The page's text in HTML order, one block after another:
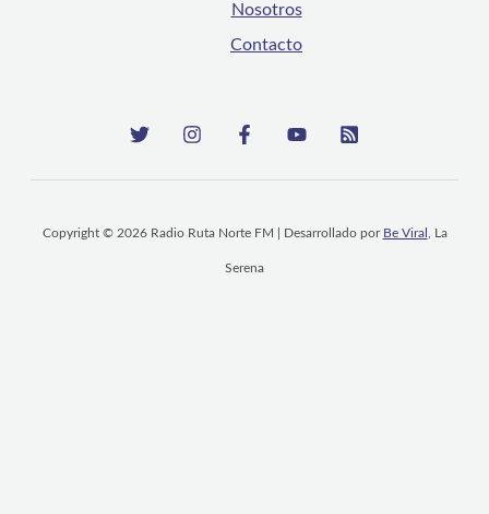
Nosotros
Contacto
Copyright © 2026 Radio Ruta Norte FM | Desarrollado por Be Viral , La
Serena